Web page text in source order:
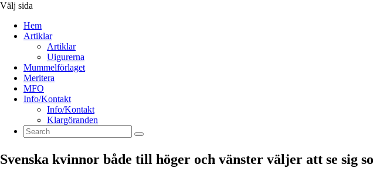
Välj sida
Hem
Artiklar
Artiklar
Uigurerna
Mummelförlaget
Meritera
MFO
Info/Kontakt
Info/Kontakt
Klargöranden
Svenska kvinnor både till höger och vänster väljer att se sig